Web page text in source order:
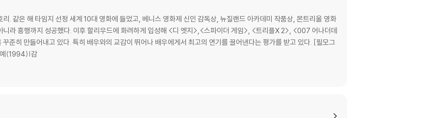
. 같은 해 타임지 선정 세계 10대 영화에 들었고, 베니스 영화제 신인 감독상, 뉴질랜드 아카데미 작품상, 몬트리올 영화
니라 흥행까지 성공했다. 이후 할리우드에 화려하게 입성해 <디 엣지>,<스파이더 게임>, <트리플X 2>, <007 어나더데
히 만들어내고 있다. 특히 배우와의 교감이 뛰어나 배우에게서 최고의 연기를 끌어낸다는 평가를 받고 있다. [필모그
예(1994)|감